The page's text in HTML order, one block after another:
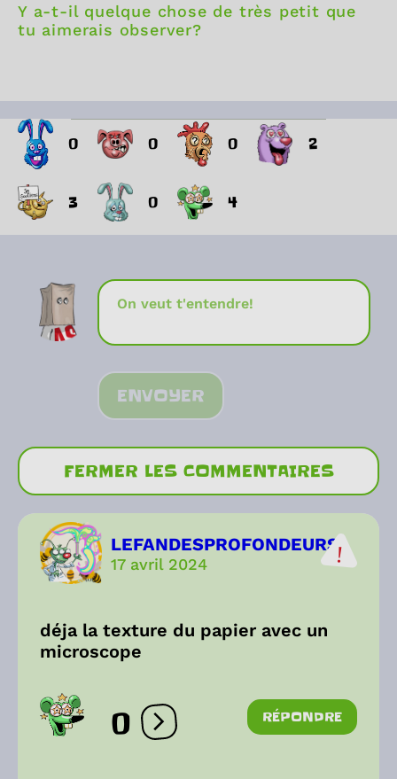
Y a-t-il quelque chose de très petit que
tu aimerais observer?
0 0 0 2
3 0 4
ENVOYER
FERMER LES COMMENTAIRES
LEFANDESPROFONDEURS
17 avril 2024
déja la texture du papier avec un
microscope
0 Ouvrir les réactions
RÉPONDRE